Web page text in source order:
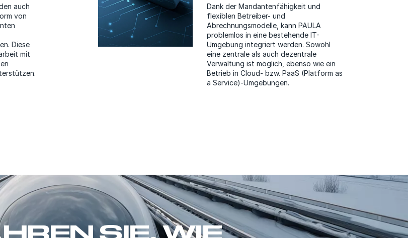
auch
von
Diese
mit
Dank der Mandantenfähigkeit und
flexiblen Betreiber- und
Abrechnungsmodelle, kann PAULA
problemlos in eine bestehende IT-
Umgebung integriert werden. Sowohl
eine zentrale als auch dezentrale
Verwaltung ist möglich, ebenso wie ein
Betrieb in Cloud- bzw. PaaS (Platform as
a Service)-Umgebungen.
SIE, WIE